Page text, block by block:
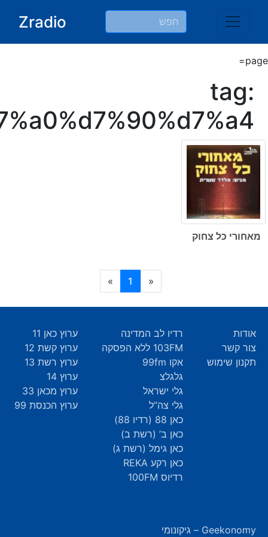
Zradio
page=
tag:
מאחורי כל צחוק
«
1
»
אודות
צור קשר
תקנון שימוש
רדיו לב המדינה
103FM ללא הפסקה
אקו 99fm
גלגלצ
גלי ישראל
גלי צה”ל
כאן 88 (רדיו 88)
כאן ב’ (רשת ב)
כאן גימל (רשת ג)
כאן רקע REKA
רדיוס 100FM
ערוץ כאן 11
ערוץ קשת 12
ערוץ רשת 13
ערוץ 14
ערוץ מכאן 33
ערוץ הכנסת 99
Geekonomy – גיקונומי